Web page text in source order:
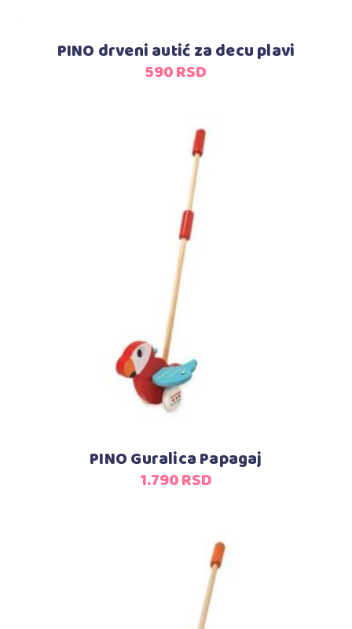
PINO drveni autić za decu plavi
590RSD
Dodaj u korpu
PINO Guralica Papagaj
1.790RSD